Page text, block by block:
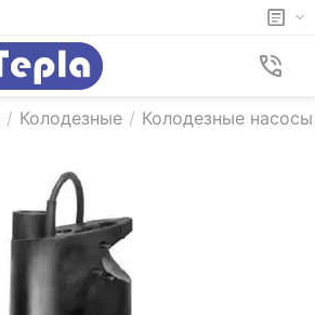
/ Колодезные / Колодезные